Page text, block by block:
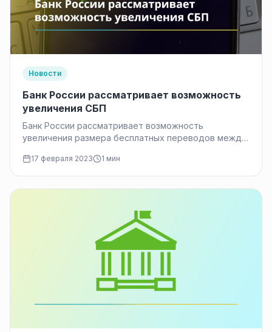
Новости
Банк России рассматривает возможность
увеличения СБП
Банк России рассматривает возможность
увеличения размера бесплатных переводов между
Скоробогатова, заместитель главы…
17 февраля 2023 1 мин